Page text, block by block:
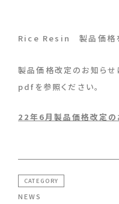
Rice Resin 製品価格
製品価格改定のお知らせ
pdfを参照ください。
22年6月製品価格改定の
CATEGORY
NEWS